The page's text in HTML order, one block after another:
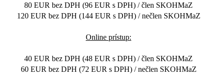
80 EUR bez DPH (96 EUR s DPH) / člen SKOHMaZ
120 EUR bez DPH (144 EUR s DPH) / nečlen SKOHMaZ
Online prístup:
40 EUR bez DPH (48 EUR s DPH) / člen SKOHMaZ
60 EUR bez DPH (72 EUR s DPH) / nečlen SKOHMaZ